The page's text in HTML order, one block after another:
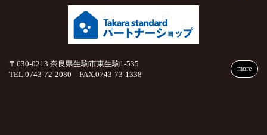
〒630-0213 奈良県生駒市東生駒1-535
TEL.0743-72-2080 FAX.0743-73-1338
more